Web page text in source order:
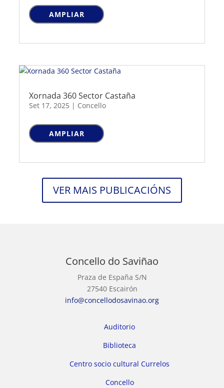
AMPLIAR
Xornada 360 Sector Castaña
Set 17, 2025 | Concello
AMPLIAR
VER MAIS PUBLICACIÓNS
Concello do Saviñao
Praza de España S/N
27540 Escairón
info@concellodosavinao.org
Auditorio
Biblioteca
Centro socio cultural Currelos
Concello